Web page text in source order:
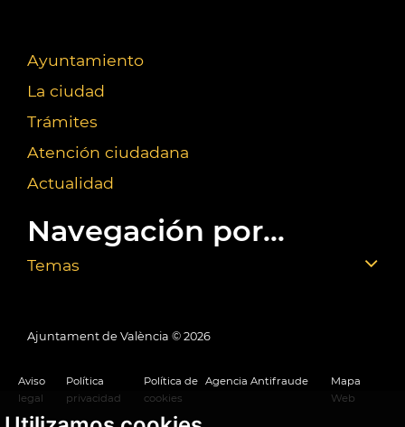
Ayuntamiento
La ciudad
Trámites
Atención ciudadana
Actualidad
Navegación por...
Temas
Ajuntament de València © 2026
Aviso
legal
Política
privacidad
Política de
cookies
Agencia Antifraude
Mapa
Web